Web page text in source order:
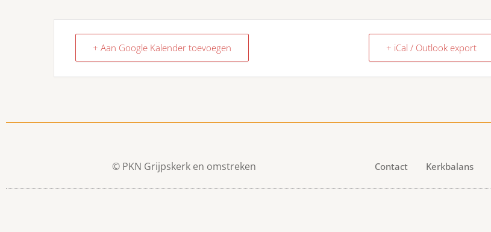
+ Aan Google Kalender toevoegen + iCal / Outlook export
© PKN Grijpskerk en omstreken Contact Kerkbalans